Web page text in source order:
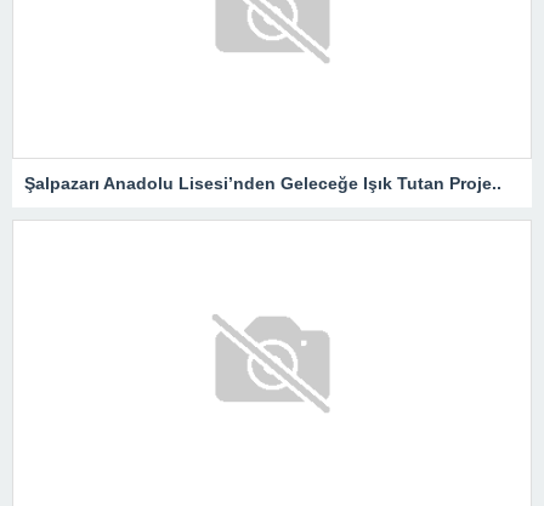
Şalpazarı Anadolu Lisesi’nden Geleceğe Işık Tutan Proje..